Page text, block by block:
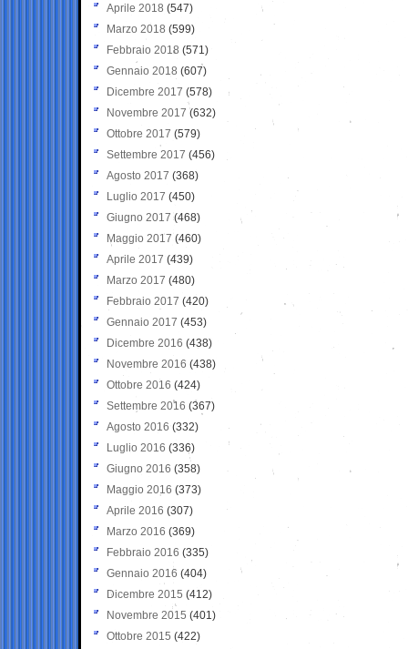
Aprile 2018 (547)
Marzo 2018 (599)
Febbraio 2018 (571)
Gennaio 2018 (607)
Dicembre 2017 (578)
Novembre 2017 (632)
Ottobre 2017 (579)
Settembre 2017 (456)
Agosto 2017 (368)
Luglio 2017 (450)
Giugno 2017 (468)
Maggio 2017 (460)
Aprile 2017 (439)
Marzo 2017 (480)
Febbraio 2017 (420)
Gennaio 2017 (453)
Dicembre 2016 (438)
Novembre 2016 (438)
Ottobre 2016 (424)
Settembre 2016 (367)
Agosto 2016 (332)
Luglio 2016 (336)
Giugno 2016 (358)
Maggio 2016 (373)
Aprile 2016 (307)
Marzo 2016 (369)
Febbraio 2016 (335)
Gennaio 2016 (404)
Dicembre 2015 (412)
Novembre 2015 (401)
Ottobre 2015 (422)